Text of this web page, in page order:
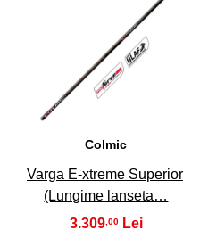
42
Colmic
Varga E-xtreme Superior
(Lungime lanseta…
3.309,00